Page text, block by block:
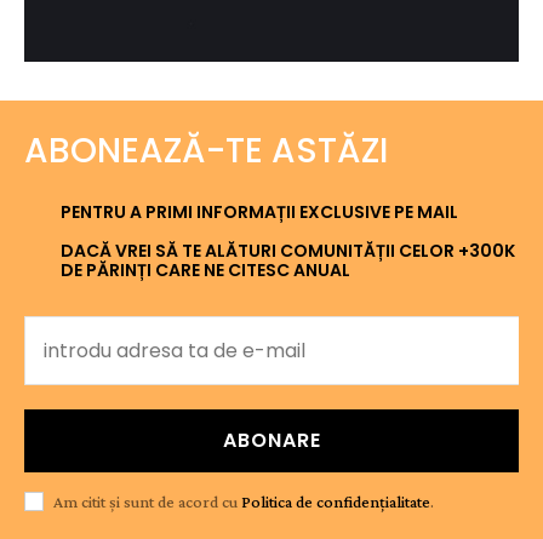
ABONEAZĂ-TE ASTĂZI
PENTRU A PRIMI INFORMAȚII EXCLUSIVE PE MAIL
DACĂ VREI SĂ TE ALĂTURI COMUNITĂȚII CELOR +300K
DE PĂRINȚI CARE NE CITESC ANUAL
ABONARE
Am citit și sunt de acord cu Politica de confidențialitate.